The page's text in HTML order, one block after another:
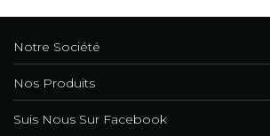
Notre Société
Nos Produits
Suis Nous Sur Facebook